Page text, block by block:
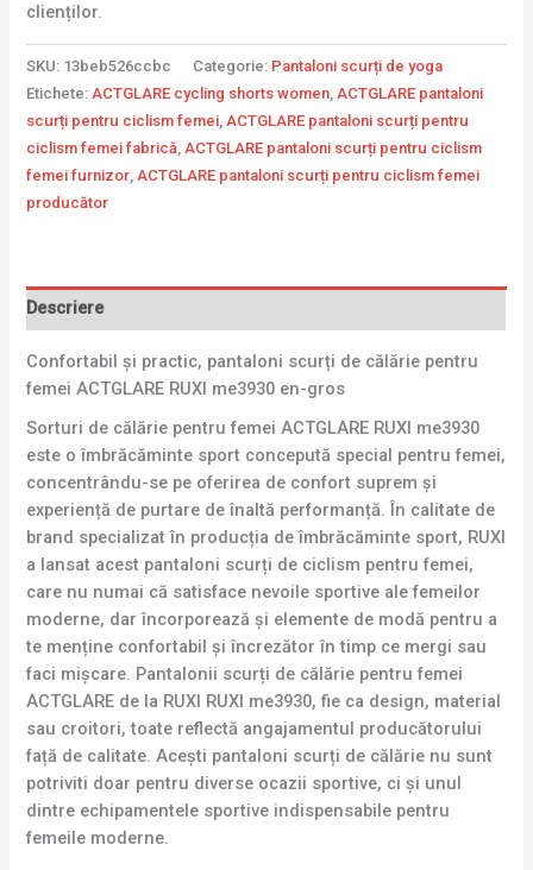
clienților.
SKU: 13beb526ccbc Categorie: Pantaloni scurți de yoga
Etichete:ACTGLARE cycling shorts women,ACTGLARE pantaloni
scurți pentru ciclism femei,ACTGLARE pantaloni scurți pentru
ciclism femei fabrică,ACTGLARE pantaloni scurți pentru ciclism
femei furnizor,ACTGLARE pantaloni scurți pentru ciclism femei
producător
Descriere
Confortabil și practic, pantaloni scurți de călărie pentru
femei ACTGLARE RUXI me3930 en-gros
Sorturi de călărie pentru femei ACTGLARE RUXI me3930
este o îmbrăcăminte sport concepută special pentru femei,
concentrându-se pe oferirea de confort suprem și
experiență de purtare de înaltă performanță. În calitate de
brand specializat în producția de îmbrăcăminte sport, RUXI
a lansat acest pantaloni scurți de ciclism pentru femei,
care nu numai că satisface nevoile sportive ale femeilor
moderne, dar încorporează și elemente de modă pentru a
te menține confortabil și încrezător în timp ce mergi sau
faci mișcare. Pantalonii scurți de călărie pentru femei
ACTGLARE de la RUXI RUXI me3930, fie ca design, material
sau croitori, toate reflectă angajamentul producătorului
față de calitate. Acești pantaloni scurți de călărie nu sunt
potriviti doar pentru diverse ocazii sportive, ci și unul
dintre echipamentele sportive indispensabile pentru
femeile moderne.